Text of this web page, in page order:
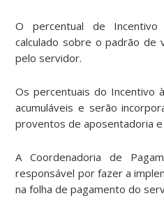
O percentual de Incentivo
calculado sobre o padrão de
pelo servidor.
Os percentuais do Incentivo
acumuláveis e serão
proventos de aposentadoria e
A Coordenadoria de
responsável por fazer a
na folha de pagamento do